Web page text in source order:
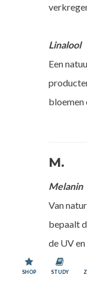
Linalool
Een
bloemen
M.
Melanin
Van
bepaalt
de UV
van
Wij slaan cookies op om
SHOP STUDY